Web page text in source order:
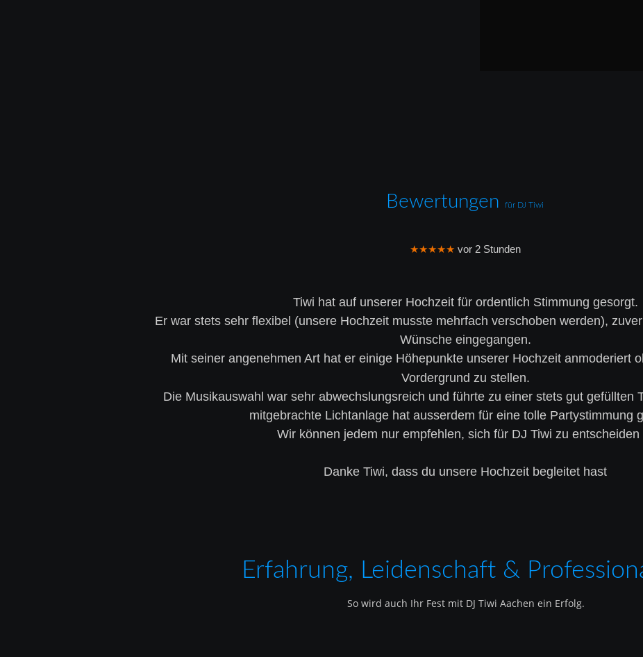
Erfahrung, Leidenschaft &
So wird auch Ihr Fest mit DJ Tiwi Aachen ein Erfolg.
Bewertungen für DJ Tiwi
★★★★★ vor 2 Stunden
Tiwi hat auf unserer Hochzeit für ordentlich Stimmung gesorgt.
Er war stets sehr flexibel (unsere Hochzeit musste mehrfach verschoben werden),
Wünsche eingegangen.
Mit seiner angenehmen Art hat er einige Höhepunkte unserer Hochzeit anmoderiert
Vordergrund zu stellen.
Die Musikauswahl war sehr abwechslungsreich und führte zu einer stets gut gefüllten
mitgebrachte Lichtanlage hat ausserdem für eine tolle Partystimmung
Wir können jedem nur empfehlen, sich für DJ Tiwi zu entscheiden
Danke Tiwi, dass du unsere Hochzeit begleitet hast